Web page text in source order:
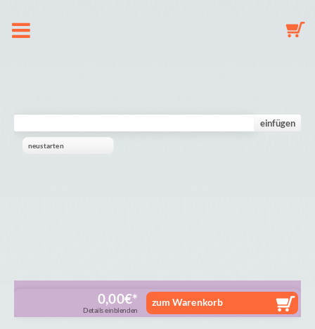
Indkøbskurv
einfügen
neustarten
0,00€
Details einblenden
zum Warenkorb